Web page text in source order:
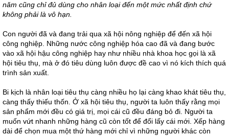
năm cũng chỉ đủ dùng cho nhân loại đến một mức nhất định chứ
không phải là vô hạn.
Con người đã và đang trải qua xã hội nông nghiệp để đến xã hội
công nghiệp. Những nước công nghiệp hóa cao đã và đang bước
vào xã hội hậu công nghiệp hay như nhiều nhà khoa học gọi là xã
hội tiêu thụ, mà ở đó tiêu dùng luôn được đề cao vì nó kích thích quá
trình sản xuất.
Bi kịch là nhân loại tiêu thụ càng nhiều họ lại càng khao khát tiêu thụ,
càng thấy thiếu thốn. Ở xã hội tiêu thụ, người ta luôn thấy rằng mọi
sản phẩm mới đều có giá trị, mọi cái cũ đều đáng bỏ đi. Người ta
muốn vứt nhanh những hàng cũ còn tốt để đổi lấy cái mới. Xếp hàng
dài để chọn mua một thứ hàng mới chỉ vì những người khác còn